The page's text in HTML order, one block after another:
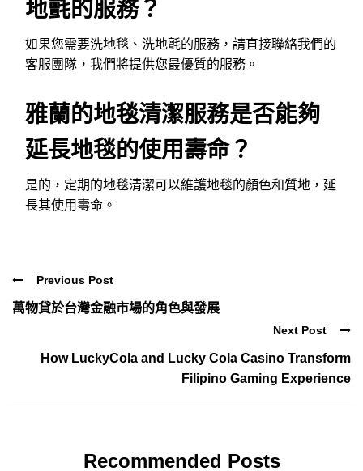
地氈的服務？
如果您需要洗地毯、洗地氈的服務，請直接聯絡我們的
客服團隊，我們將提供您最優質的服務。
雅蘭的地毯清潔服務是否能夠
延長地毯的使用壽命？
是的，定期的地毯清潔可以維護地毯的顏色和質地，延
長其使用壽命。
Previous Post
萬物貸於台灣金融市場的角色與發展
Next Post
How LuckyCola and Lucky Cola Casino Transform
Filipino Gaming Experience
Recommended Posts